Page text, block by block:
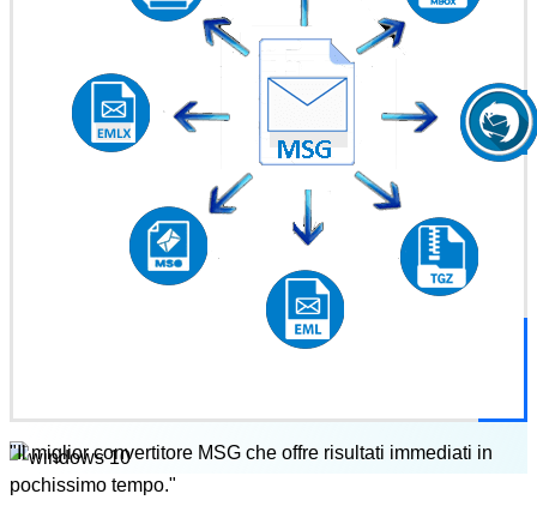
"Il miglior convertitore MSG che offre risultati immediati in
pochissimo tempo."